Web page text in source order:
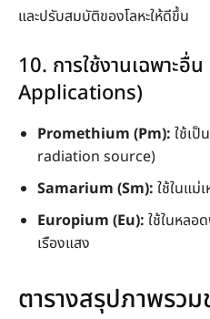
และปรับสมบัติของโลหะให้ดีขึ้น
10. การใช้งานเฉพาะอื่
Applications)
Promethium (Pm): ใช้เป็
radiation source)
Samarium (Sm): ใช้ในแม่
Europium (Eu): ใช้ในหลอ
เรืองแสง
ตารางสรุปภาพรวม